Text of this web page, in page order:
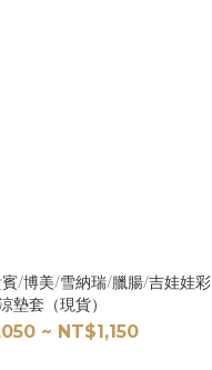
/博美/雪納瑞/臘腸/吉娃娃彩
墊套（現貨）
~ NT$1,150